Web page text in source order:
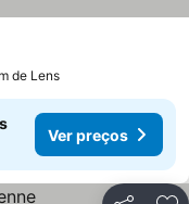
de Lens
Ver preços